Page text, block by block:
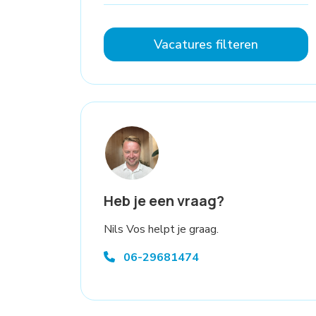
Vacatures filteren
Heb je een vraag?
Nils Vos helpt je graag.
06-29681474